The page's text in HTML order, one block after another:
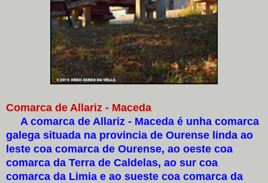
Comarca de Allariz - Maceda
A comarca de Allariz - Maceda é unha comarca
galega situada na provincia de Ourense linda ao
leste coa comarca de Ourense, ao oeste coa
comarca da Terra de Caldelas, ao sur coa
comarca da Limia e ao sueste coa comarca da